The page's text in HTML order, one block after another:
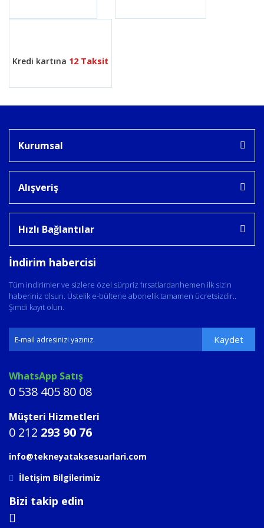
Kredi kartına 12 Taksit
Kurumsal
Alışveriş
Hızlı Bağlantılar
İndirim habercisi
Tüm indirimler ve sizlere özel sürpriz fırsatlardanhemen ilk sizin
haberiniz olsun. Üstelik e-bültene abonelik tamamen ücretsizdir..
Şimdi kayıt olun.
Kaydet
WhatsApp Satış
0 538 405 80 08
Müşteri Hizmetleri
0 212 293 90 76
info@tekneyataksesuarlari.com
İletişim Bilgilerimiz
Bizi takip edin